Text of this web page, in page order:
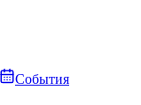
События